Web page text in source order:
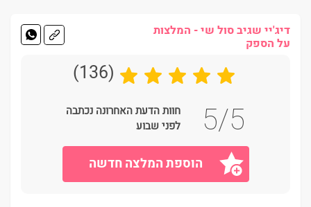
דיג'יי שגיב סול שי - המלצות
על הספק
(136)
5/5
חוות הדעת האחרונה נכתבה
לפני שבוע
הוספת המלצה חדשה